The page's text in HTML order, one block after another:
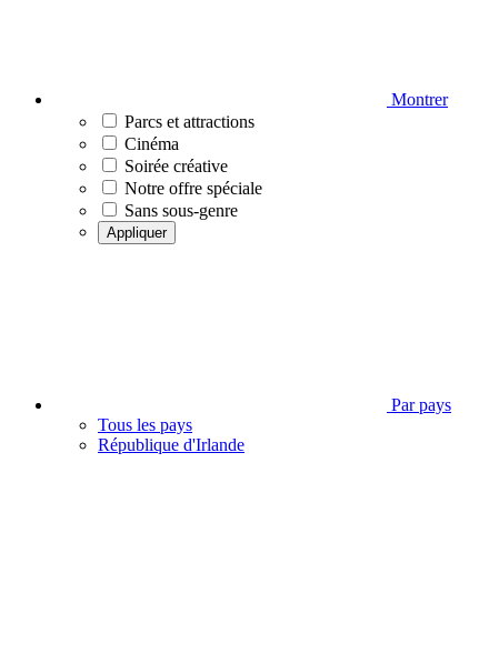
Montrer
Parcs et attractions
Cinéma
Soirée créative
Notre offre spéciale
Sans sous-genre
Appliquer
Par pays
Tous les pays
République d'Irlande